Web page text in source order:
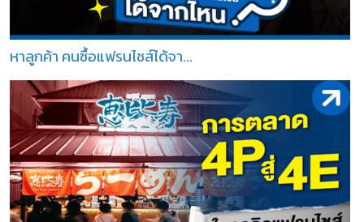
หาลูกค้า คนซื้อแฟรนไชส์ได้จา...